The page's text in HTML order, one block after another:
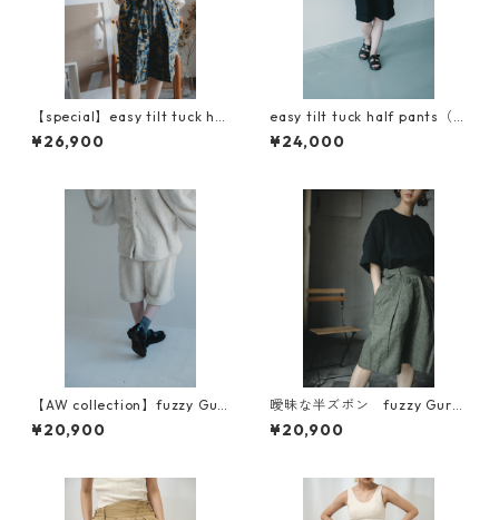
【special】easy tilt tuck hal
f pants（イージーチルトタッ
クハーフパンツ）
¥26,900
easy tilt tuck half pants（イ
ージーチルトタックハーフパ
ンツ）
¥24,000
【AW collection】fuzzy Gur
kha pants（曖昧な半ズボン）
¥20,900
曖昧な半ズボン fuzzy Gurk
ha pants リネン（BIGGIE素
材）
¥20,900